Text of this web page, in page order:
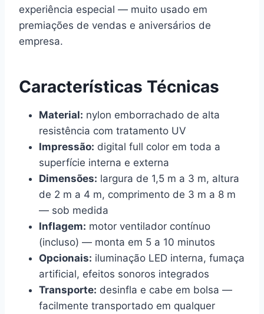
experiência especial — muito usado em
premiações de vendas e aniversários de
empresa.
Características Técnicas
Material: nylon emborrachado de alta
resistência com tratamento UV
Impressão: digital full color em toda a
superfície interna e externa
Dimensões: largura de 1,5 m a 3 m, altura
de 2 m a 4 m, comprimento de 3 m a 8 m
— sob medida
Inflagem: motor ventilador contínuo
(incluso) — monta em 5 a 10 minutos
Opcionais: iluminação LED interna, fumaça
artificial, efeitos sonoros integrados
Transporte: desinfla e cabe em bolsa —
facilmente transportado em qualquer